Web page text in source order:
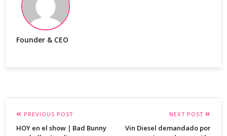
Founder & CEO
PREVIOUS POST
HOY en el show｜Bad Bunny
NEXT POST
Vin Diesel demandado por